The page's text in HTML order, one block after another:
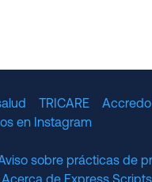
TRICARE Accredo
en Instagram
sobre prácticas de